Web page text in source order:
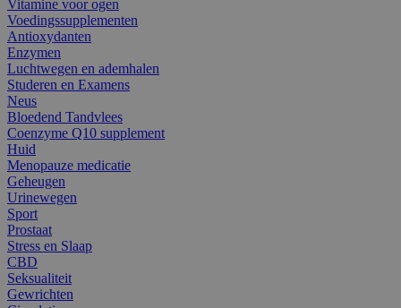
Vitamine voor ogen
Voedingssupplementen
Antioxydanten
Enzymen
Luchtwegen en ademhalen
Studeren en Examens
Neus
Bloedend Tandvlees
Coenzyme Q10 supplement
Huid
Menopauze medicatie
Geheugen
Urinewegen
Sport
Prostaat
Stress en Slaap
CBD
Seksualiteit
Gewrichten